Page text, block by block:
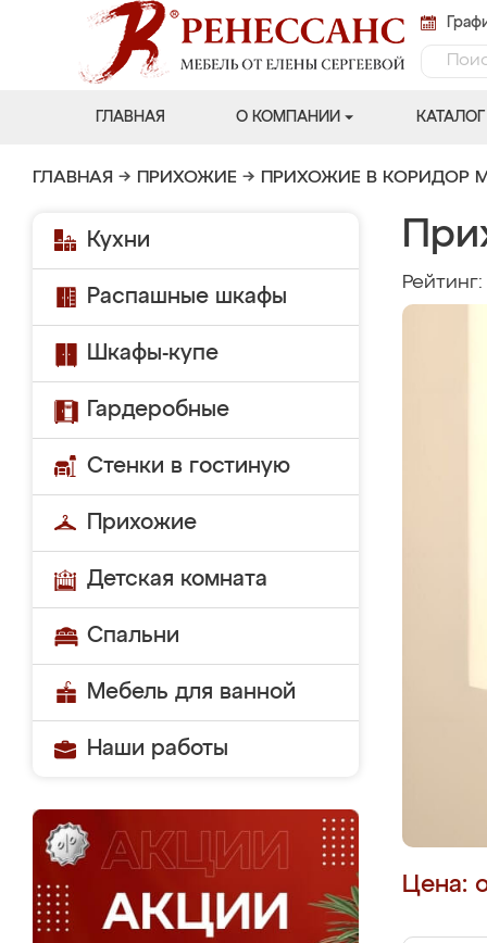
ГЛАВНАЯ О КОМПАНИИ КАТАЛОГ
ГЛАВНАЯ → ПРИХОЖИЕ → ПРИХОЖИЕ В КОРИДОР
Кухни
Распашные шкафы
Шкафы-купе
Гардеробные
Стенки в гостиную
Прихожие
Детская комната
Спальни
Мебель для ванной
Наши работы
Рейтинг:
Цена: